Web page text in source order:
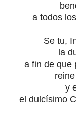
a todos
Se tu,
la
a fin de que
y
el dulcísimo